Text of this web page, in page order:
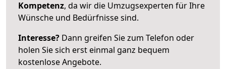
Kompetenz, da wir die Umzugsexperten für Ihre
Wünsche und Bedürfnisse sind.
Interesse? Dann greifen Sie zum Telefon oder
holen Sie sich erst einmal ganz bequem
kostenlose Angebote.